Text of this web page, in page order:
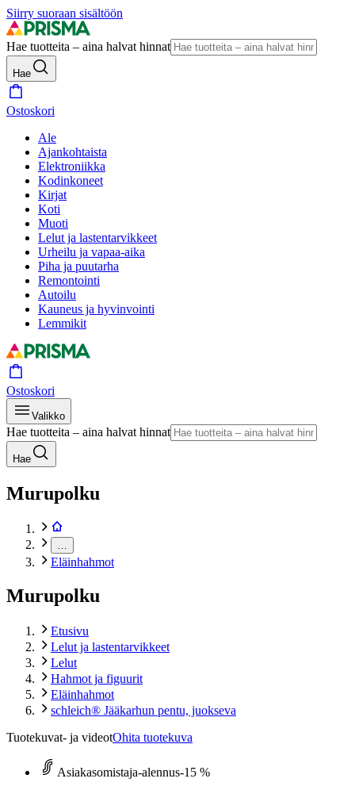
Siirry suoraan sisältöön
Hae tuotteita – aina halvat hinnat
Hae
Ostoskori
Ale
Ajankohtaista
Elektroniikka
Kodinkoneet
Kirjat
Koti
Muoti
Lelut ja lastentarvikkeet
Urheilu ja vapaa-aika
Piha ja puutarha
Remontointi
Autoilu
Kauneus ja hyvinvointi
Lemmikit
Ostoskori
Valikko
Hae tuotteita – aina halvat hinnat
Hae
Murupolku
Eläinhahmot
Murupolku
Etusivu
Lelut ja lastentarvikkeet
Lelut
Hahmot ja figuurit
Eläinhahmot
schleich® Jääkarhun pentu, juokseva
Tuotekuvat- ja videotOhita tuotekuva
Asiakasomistaja-alennus-15 %